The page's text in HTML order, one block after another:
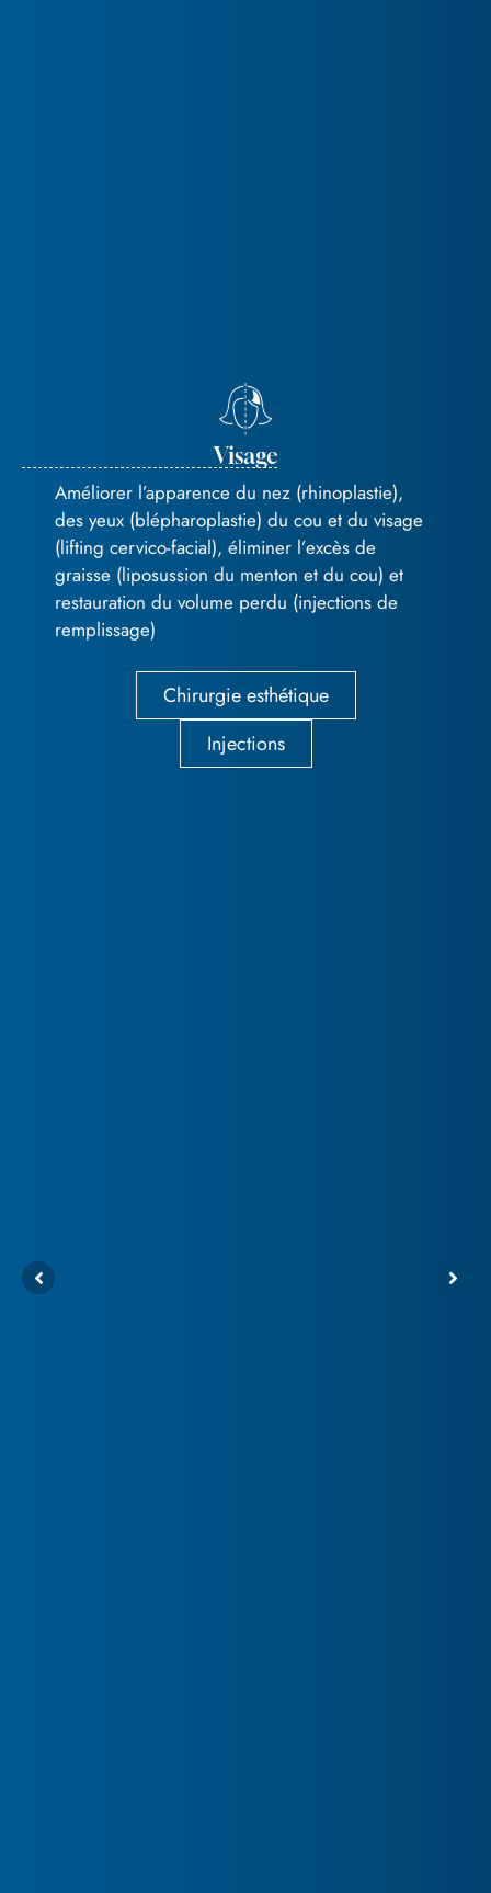
Visage
Améliorer l’apparence du nez (rhinoplastie),
des yeux (blépharoplastie) du cou et du visage
(lifting cervico-facial), éliminer l’excès de
graisse (liposussion du menton et du cou) et
restauration du volume perdu (injections de
remplissage)
Chirurgie esthétique
Injections